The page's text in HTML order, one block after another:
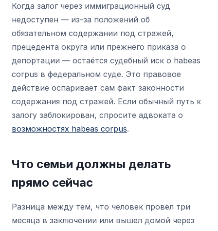
Когда залог через иммиграционный суд
недоступен — из-за положений об
обязательном содержании под стражей,
прецедента округа или прежнего приказа о
депортации — остаётся судебный иск о habeas
corpus в федеральном суде. Это правовое
действие оспаривает сам факт законности
содержания под стражей. Если обычный путь к
залогу заблокирован, спросите адвоката о
возможностях habeas corpus.
Что семьи должны делать
прямо сейчас
Разница между тем, что человек провёл три
месяца в заключении или вышел домой через